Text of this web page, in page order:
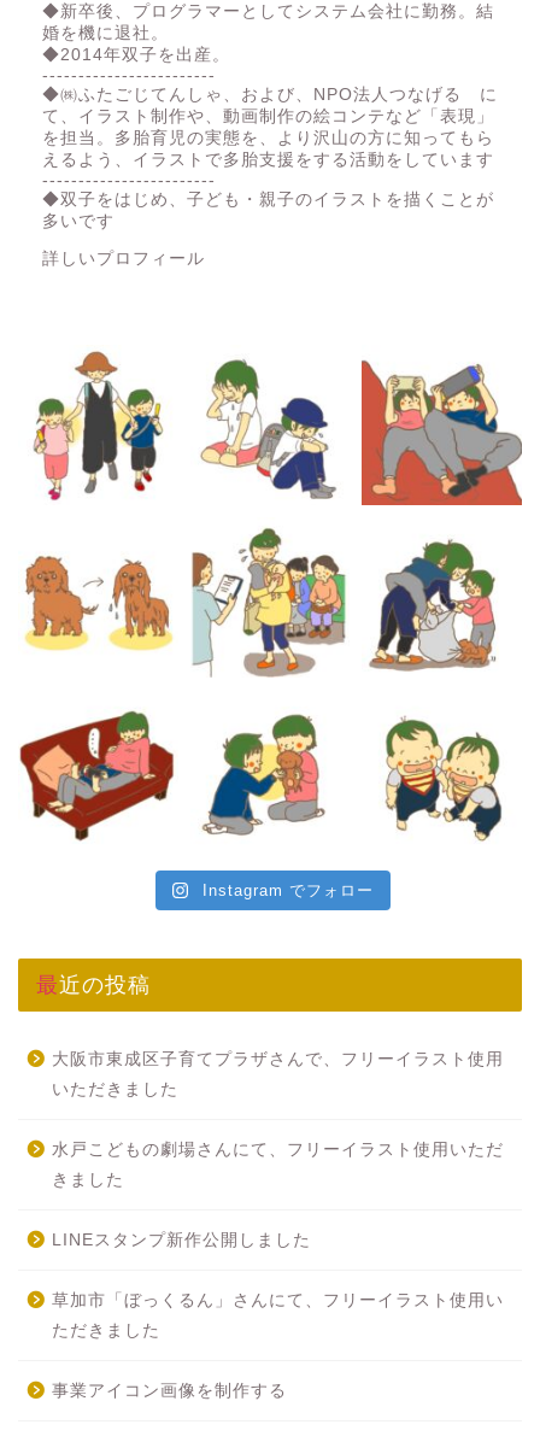
◆新卒後、プログラマーとしてシステム会社に勤務。結
婚を機に退社。
◆2014年双子を出産。
------------------------
◆㈱ふたごじてんしゃ、および、NPO法人つなげる に
て、イラスト制作や、動画制作の絵コンテなど「表現」
を担当。多胎育児の実態を、より沢山の方に知ってもら
えるよう、イラストで多胎支援をする活動をしています
------------------------
◆双子をはじめ、子ども・親子のイラストを描くことが
多いです
詳しいプロフィール
Instagram でフォロー
最近の投稿
大阪市東成区子育てプラザさんで、フリーイラスト使用
いただきました
水戸こどもの劇場さんにて、フリーイラスト使用いただ
きました
LINEスタンプ新作公開しました
草加市「ぼっくるん」さんにて、フリーイラスト使用い
ただきました
事業アイコン画像を制作する